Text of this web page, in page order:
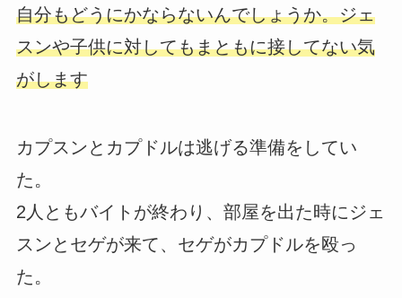
自分もどうにかならないんでしょうか。ジェ
スンや子供に対してもまともに接してない気
がします
カプスンとカプドルは逃げる準備をしてい
た。
2人ともバイトが終わり、部屋を出た時にジェ
スンとセゲが来て、セゲがカプドルを殴っ
た。